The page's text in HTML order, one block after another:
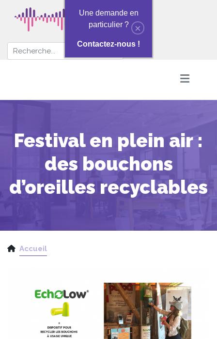
Festival en plein air :
des bouchons
d’oreilles recyclables
Accueil
×
Une demande en
particulier ?
Contactez-nous !